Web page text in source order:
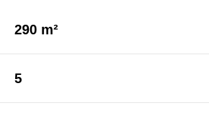
290 m²
5